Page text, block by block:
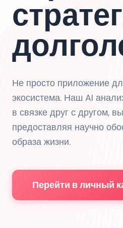
Не просто приложение
экосистема. Наш AI
в связке друг с другом,
предоставляя научно
образа жизни.
Перейти в личный